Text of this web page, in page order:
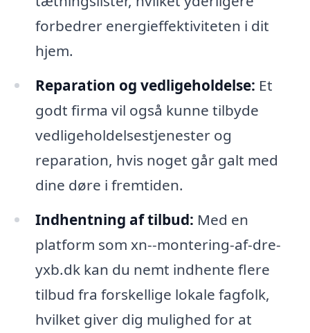
forbedrer energieffektiviteten i dit
hjem.
Reparation og vedligeholdelse: Et
godt firma vil også kunne tilbyde
vedligeholdelsestjenester og
reparation, hvis noget går galt med
dine døre i fremtiden.
Indhentning af tilbud: Med en
platform som xn--montering-af-dre-
yxb.dk kan du nemt indhente flere
tilbud fra forskellige lokale fagfolk,
hvilket giver dig mulighed for at